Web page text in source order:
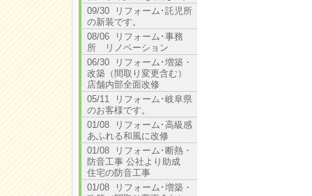
09/30 リフォーム･託児所
の新装です。
08/06 リフォーム･事務
所 リノベーション
06/30 リフォーム･増築・
改築（間取り変更含む）
店舗内部全面改修
05/11 リフォーム･岐阜県
のお客様です。
01/08 リフォーム･高級感
あふれる和風に改修
01/08 リフォーム･断熱・
防音工事 公社より助成
住宅の防音工事
01/08 リフォーム･増築・